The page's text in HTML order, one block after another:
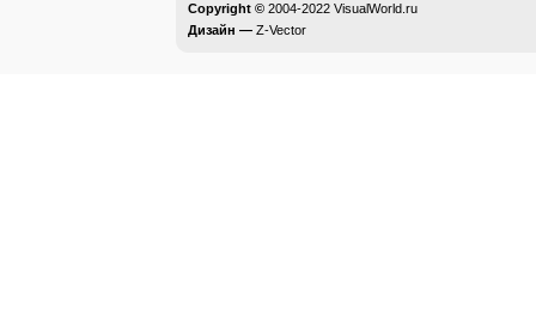
Copyright © 2004-2022 VisualWorld.ru
Дизайн — Z-Vector